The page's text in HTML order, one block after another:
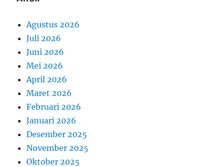
Agustus 2026
Juli 2026
Juni 2026
Mei 2026
April 2026
Maret 2026
Februari 2026
Januari 2026
Desember 2025
November 2025
Oktober 2025